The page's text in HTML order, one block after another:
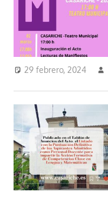
29 febrero, 2024